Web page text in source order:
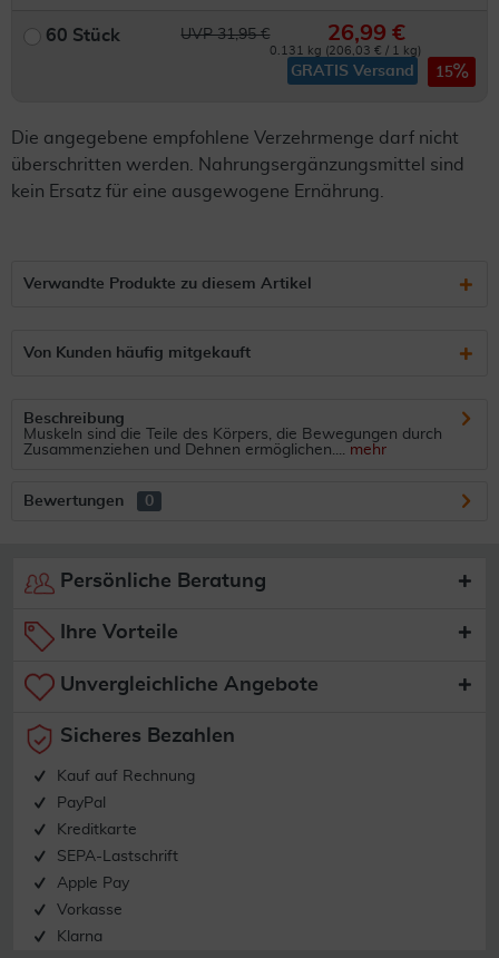
60 Stück UVP 31,95 € 26,99 €
0.131 kg (206,03 € / 1 kg)
GRATIS Versand 15
Die angegebene empfohlene Verzehrmenge darf nicht
überschritten werden. Nahrungsergänzungsmittel sind
kein Ersatz für eine ausgewogene Ernährung.
Verwandte Produkte zu diesem Artikel
Von Kunden häufig mitgekauft
Beschreibung
Muskeln sind die Teile des Körpers, die Bewegungen durch
Zusammenziehen und Dehnen ermöglichen.... mehr
Bewertungen 0
Persönliche Beratung
Ihre Vorteile
Unvergleichliche Angebote
Sicheres Bezahlen
Kauf auf Rechnung
PayPal
Kreditkarte
SEPA-Lastschrift
Apple Pay
Vorkasse
Klarna